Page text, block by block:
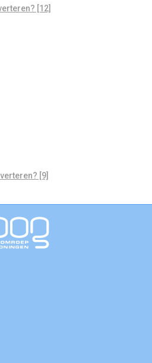
[12]
[9]